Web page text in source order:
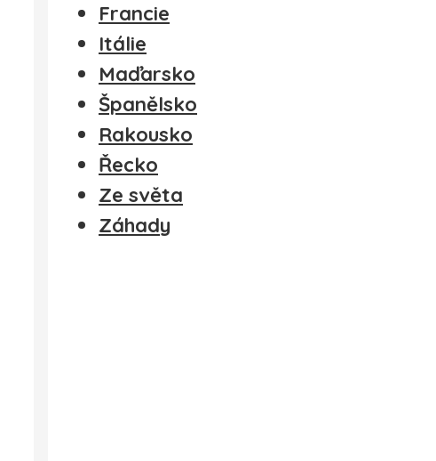
Francie
Itálie
Maďarsko
Španělsko
Rakousko
Řecko
Ze světa
Záhady